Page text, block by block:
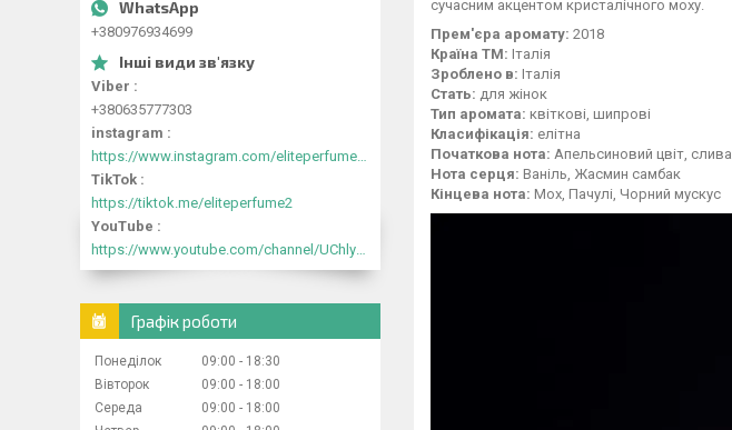
сучасним акцентом кристалічного моху.
Прем'єра аромату: 2018
Країна ТМ: Італія
Зроблено в: Італія
Стать: для жінок
Тип аромата: квіткові, шипрові
Класифікація: елітна
Початкова нота: Апельсиновий цвіт, слива
Нота серця: Ваніль, Жасмин самбак
Кінцева нота: Мох, Пачулі, Чорний мускус
+380976934699
Viber
+380635777303
instagram
https://www.instagram.com/eliteperfume2030/
TikTok
https://tiktok.me/eliteperfume2
YouTube
https://www.youtube.com/channel/UChlyrHV155UsxbND9N3hYJA
Графік роботи
Понеділок 09:00
18:30
Вівторок
09:00
18:00
Середа
09:00
18:00